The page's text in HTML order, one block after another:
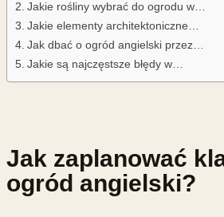
Jakie rośliny wybrać do ogrodu w…
Jakie elementy architektoniczne…
Jak dbać o ogród angielski przez…
Jakie są najczęstsze błędy w…
Jak zaplanować
ogród angielski?